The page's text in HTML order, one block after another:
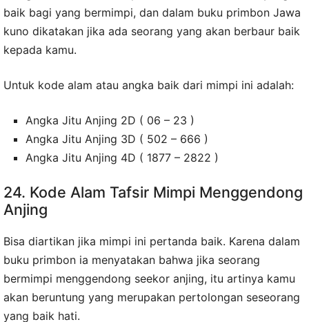
baik bagi yang bermimpi, dan dalam buku primbon Jawa
kuno dikatakan jika ada seorang yang akan berbaur baik
kepada kamu.
Untuk kode alam atau angka baik dari mimpi ini adalah:
Angka Jitu Anjing 2D ( 06 – 23 )
Angka Jitu Anjing 3D ( 502 – 666 )
Angka Jitu Anjing 4D ( 1877 – 2822 )
24. Kode Alam Tafsir Mimpi Menggendong
Anjing
Bisa diartikan jika mimpi ini pertanda baik. Karena dalam
buku primbon ia menyatakan bahwa jika seorang
bermimpi menggendong seekor anjing, itu artinya kamu
akan beruntung yang merupakan pertolongan seseorang
yang baik hati.